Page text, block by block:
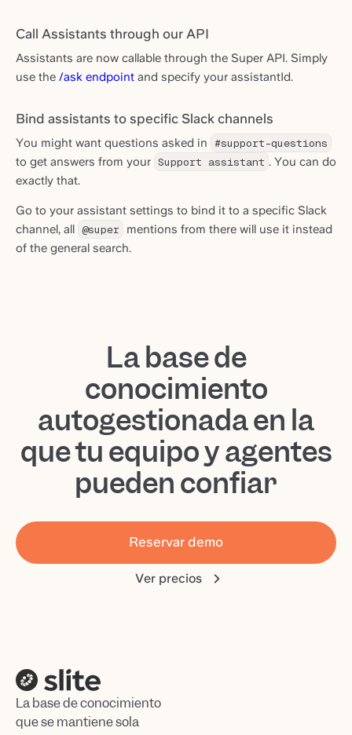
Call Assistants through our API
Assistants are now callable through the Super API. Simply
use the /ask endpoint and specify your assistantId.
Bind assistants to specific Slack channels
You might want questions asked in #support-questions
to get answers from your Support assistant . You can do
exactly that.
Go to your assistant settings to bind it to a specific Slack
channel, all @super mentions from there will use it instead
of the general search.
La base de
conocimiento
autogestionada en la
que tu equipo y agentes
pueden confiar
Reservar demo
Ver precios
La base de conocimiento
que se mantiene sola